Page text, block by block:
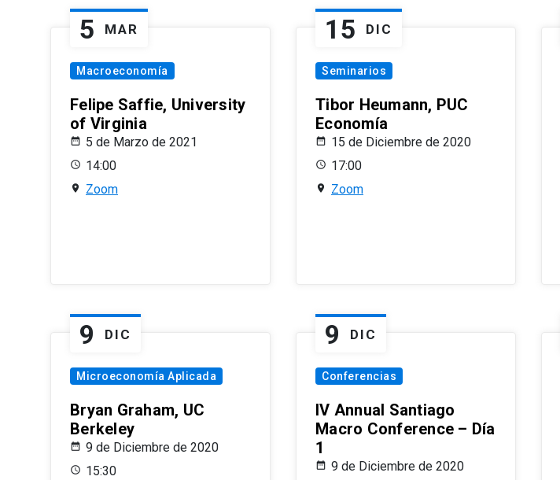
5 MAR
Macroeconomía
Felipe Saffie, University
of Virginia
5 de Marzo de 2021
14:00
Zoom
15 DIC
Seminarios
Tibor Heumann, PUC
Economía
15 de Diciembre de 2020
17:00
Zoom
9 DIC
Microeconomía Aplicada
Bryan Graham, UC
Berkeley
9 de Diciembre de 2020
15:30
9 DIC
Conferencias
IV Annual Santiago
Macro Conference – Día
1
9 de Diciembre de 2020